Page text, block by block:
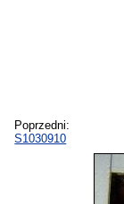
Poprzedni:
S1030910